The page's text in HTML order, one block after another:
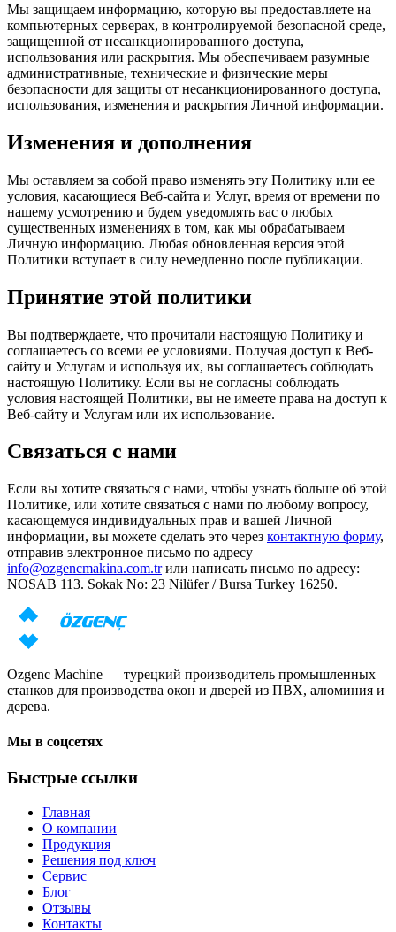
Мы защищаем информацию, которую вы предоставляете на
компьютерных серверах, в контролируемой безопасной среде,
защищенной от несанкционированного доступа,
использования или раскрытия. Мы обеспечиваем разумные
административные, технические и физические меры
безопасности для защиты от несанкционированного доступа,
использования, изменения и раскрытия Личной информации.
Изменения и дополнения
Мы оставляем за собой право изменять эту Политику или ее
условия, касающиеся Веб-сайта и Услуг, время от времени по
нашему усмотрению и будем уведомлять вас о любых
существенных изменениях в том, как мы обрабатываем
Личную информацию. Любая обновленная версия этой
Политики вступает в силу немедленно после публикации.
Принятие этой политики
Вы подтверждаете, что прочитали настоящую Политику и
соглашаетесь со всеми ее условиями. Получая доступ к Веб-
сайту и Услугам и используя их, вы соглашаетесь соблюдать
настоящую Политику. Если вы не согласны соблюдать
условия настоящей Политики, вы не имеете права на доступ к
Веб-сайту и Услугам или их использование.
Связаться с нами
Если вы хотите связаться с нами, чтобы узнать больше об этой
Политике, или хотите связаться с нами по любому вопросу,
касающемуся индивидуальных прав и вашей Личной
информации, вы можете сделать это через контактную форму,
отправив электронное письмо по адресу
info@ozgencmakina.com.trили написать письмо по адресу:
NOSAB 113. Sokak No: 23 Nilüfer / Bursa Turkey 16250.
Ozgenc Machine — турецкий производитель промышленных
станков для производства окон и дверей из ПВХ, алюминия и
дерева.
Мы в соцсетях
Быстрые ссылки
Главная
О компании
Продукция
Решения под ключ
Сервис
Блог
Отзывы
Контакты